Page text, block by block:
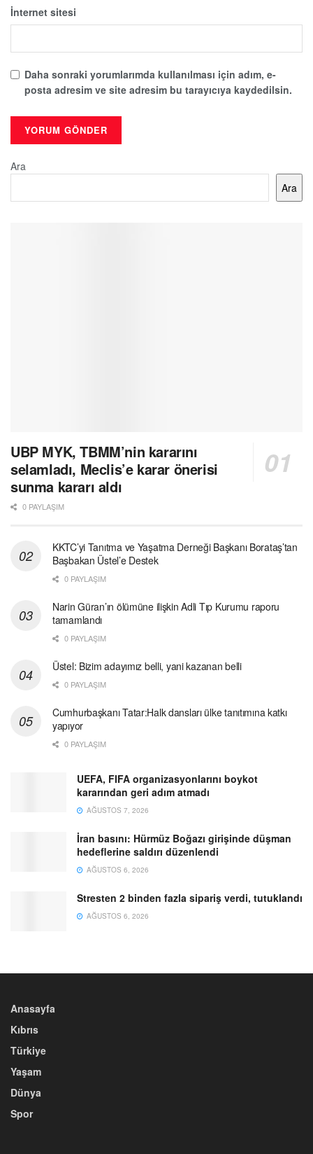
İnternet sitesi
Daha sonraki yorumlarımda kullanılması için adım, e-
posta adresim ve site adresim bu tarayıcıya kaydedilsin.
Ara
Ara
UBP MYK, TBMM’nin kararını
selamladı, Meclis’e karar önerisi
sunma kararı aldı
0 PAYLAŞIM
KKTC’yi Tanıtma ve Yaşatma Derneği Başkanı Borataş’tan
Başbakan Üstel’e Destek
0 PAYLAŞIM
Narin Güran’ın ölümüne ilişkin Adli Tıp Kurumu raporu
tamamlandı
0 PAYLAŞIM
Üstel: Bizim adayımız belli, yani kazanan belli
0 PAYLAŞIM
Cumhurbaşkanı Tatar:Halk dansları ülke tanıtımına katkı
yapıyor
0 PAYLAŞIM
UEFA, FIFA organizasyonlarını boykot
kararından geri adım atmadı
AĞUSTOS 7, 2026
İran basını: Hürmüz Boğazı girişinde düşman
hedeflerine saldırı düzenlendi
AĞUSTOS 6, 2026
Stresten 2 binden fazla sipariş verdi, tutuklandı
AĞUSTOS 6, 2026
Anasayfa
Kıbrıs
Türkiye
Yaşam
Dünya
Spor